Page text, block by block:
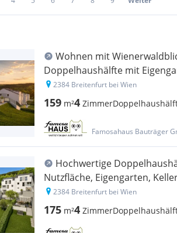
Wohnen mit
Doppelhaushälfte mit
Garage
2384 Breitenfurt bei Wien
159 m²4 Zimmer
Famosahaus Bauträger
Hochwertige
Nutzfläche, Eigengarten,
Energiekonzept
2384 Breitenfurt bei Wien
175 m²4 Zimmer